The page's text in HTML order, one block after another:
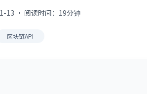
13 · 阅读时间：19分钟
区块链API